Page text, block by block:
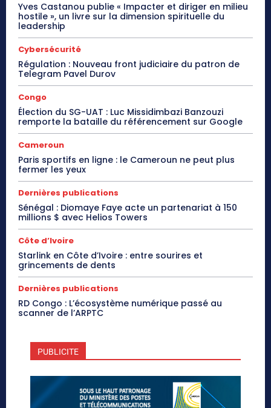
Yves Castanou publie « Impacter et diriger en milieu
hostile », un livre sur la dimension spirituelle du
leadership
Cybersécurité
Régulation : Nouveau front judiciaire du patron de
Telegram Pavel Durov
Congo
Élection du SG-UAT : Luc Missidimbazi Banzouzi
remporte la bataille du référencement sur Google
Cameroun
Paris sportifs en ligne : le Cameroun ne peut plus
fermer les yeux
Dernières publications
Sénégal : Diomaye Faye acte un partenariat à 150
millions $ avec Helios Towers
Côte d’Ivoire
Starlink en Côte d’Ivoire : entre sourires et
grincements de dents
Dernières publications
RD Congo : L’écosystème numérique passé au
scanner de l’ARPTC
PUBLICITE